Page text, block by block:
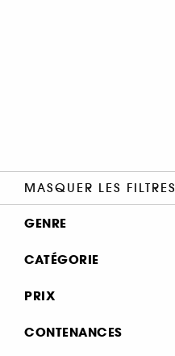
MASQUER LES FILTRES
GENRE
Mixte (15)
Homme (11)
CATÉGORIE
Parfum
PRIX
CONTENANCES